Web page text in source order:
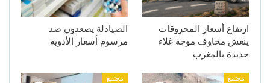
ارتفاع أسعار المحروقات
ينعش مخاوف موجة غلاء
جديدة بالمغرب
الصيادلة يصعدون ضد
مرسوم أسعار الأدوية
مجتمع مجتمع